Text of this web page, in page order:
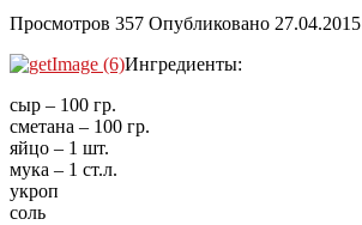
Просмотров 357 Опубликовано 27.04.2015
Ингредиенты:
сыр – 100 гр.
сметана – 100 гр.
яйцо – 1 шт.
мука – 1 ст.л.
укроп
соль